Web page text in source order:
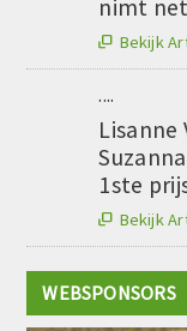
nimt
 Bekijk
....
Lisanne
1ste
 Bekijk
WEBSPONSORS